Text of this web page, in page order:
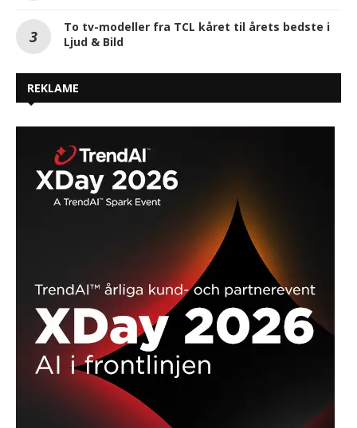
To tv-modeller fra TCL kåret til årets bedste i
Ljud & Bild
REKLAME